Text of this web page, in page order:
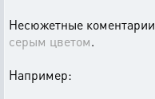
Несюжетные коментарии
серым цветом.
Например: